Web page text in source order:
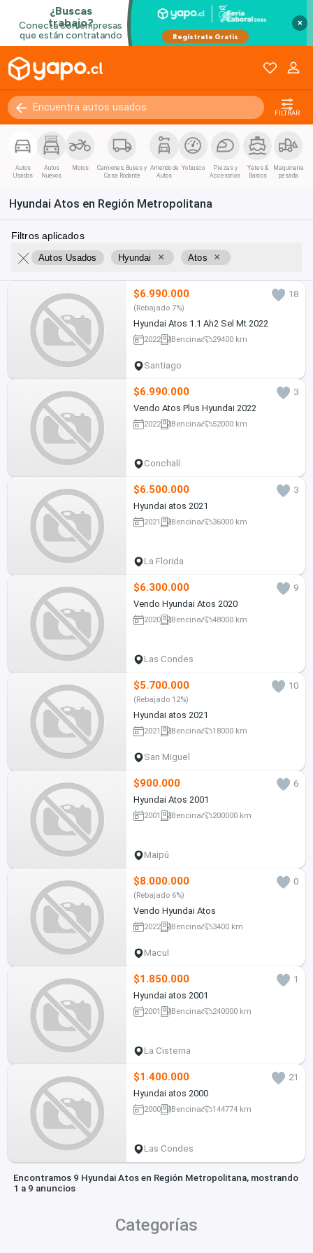
×
FILTRAR
Autos
Usados
Autos
Nuevos
Motos
Camiones, Buses y
Casa Rodante
Arriendo de
Autos
Yo busco
Piezas y
Accesorios
Yates &
Barcos
Maquinaria
pesada
Hyundai Atos en Región Metropolitana
Filtros aplicados
Autos Usados Hyundai × Atos ×
$6.990.000 18
(Rebajado 7%)
Hyundai Atos 1.1 Ah2 Sel Mt 2022
2022 Bencina 29400 km
Santiago
$6.990.000
3
Vendo Atos Plus Hyundai 2022
2022 Bencina 52000 km
Conchalí
$6.500.000
3
Hyundai atos 2021
2021 Bencina 36000 km
La Florida
$6.300.000
9
Vendo Hyundai Atos 2020
2020 Bencina 48000 km
Las Condes
$5.700.000 10
(Rebajado 12%)
Hyundai atos 2021
2021 Bencina 18000 km
San Miguel
$900.000
6
Hyundai Atos 2001
2001 Bencina 200000 km
Maipú
$8.000.000 0
(Rebajado 6%)
Vendo Hyundai Atos
2022 Bencina 3400 km
Macul
$1.850.000
1
Hyundai atos 2001
2001 Bencina 240000 km
La Cisterna
$1.400.000
21
Hyundai atos 2000
2000 Bencina 144774 km
Las Condes
Encontramos 9 Hyundai Atos en Región Metropolitana, mostrando
1 a 9 anuncios
Categorías